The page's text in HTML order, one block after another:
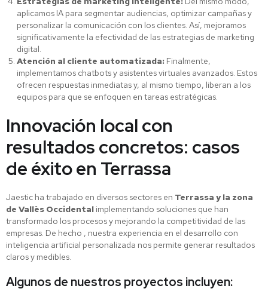
aplicamos IA para segmentar audiencias, optimizar campañas y
personalizar la comunicación con los clientes. Así, mejoramos
significativamente la efectividad de las estrategias de marketing
digital.
Atención al cliente automatizada: Finalmente,
implementamos chatbots y asistentes virtuales avanzados. Estos
ofrecen respuestas inmediatas y, al mismo tiempo, liberan a los
equipos para que se enfoquen en tareas estratégicas.
Innovación local con
resultados concretos: casos
de éxito en Terrassa
Jaestic ha trabajado en diversos sectores en Terrassa y la zona
de Vallès Occidental implementando soluciones que han
transformado los procesos y mejorando la competitividad de las
empresas. De hecho , nuestra experiencia en el desarrollo con
inteligencia artificial personalizada nos permite generar resultados
claros y medibles.
Algunos de nuestros proyectos incluyen: